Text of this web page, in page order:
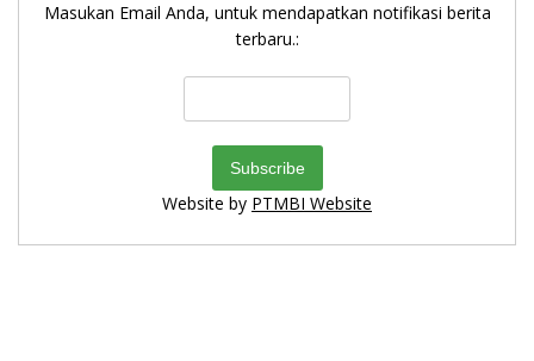
Masukan Email Anda, untuk mendapatkan notifikasi berita
terbaru.:
Website by PTMBI Website